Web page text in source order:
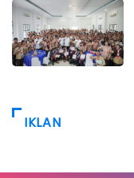
IKLAN